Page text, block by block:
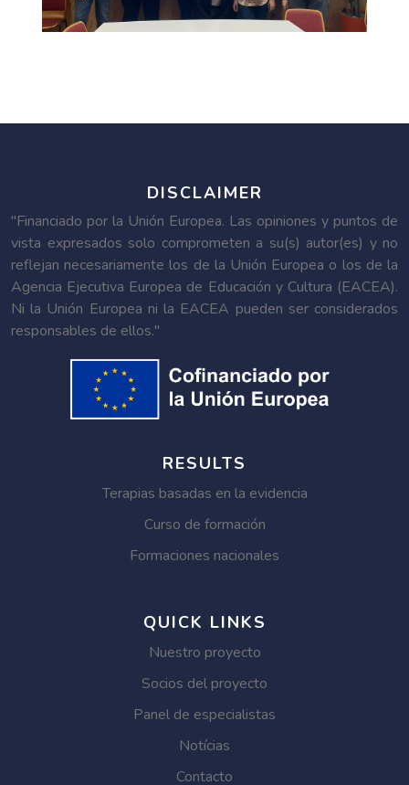
DISCLAIMER
"Financiado por la Unión Europea. Las opiniones y puntos de
vista expresados solo comprometen a su(s) autor(es) y no
reflejan necesariamente los de la Unión Europea o los de la
Agencia Ejecutiva Europea de Educación y Cultura (EACEA).
Ni la Unión Europea ni la EACEA pueden ser considerados
responsables de ellos."
RESULTS
Terapias basadas en la evidencia
Curso de formación
Formaciones nacionales
QUICK LINKS
Nuestro proyecto
Socios del proyecto
Panel de especialistas
Notícias
Contacto